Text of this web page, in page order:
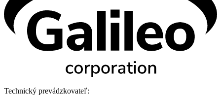
Technický prevádzkovateľ: